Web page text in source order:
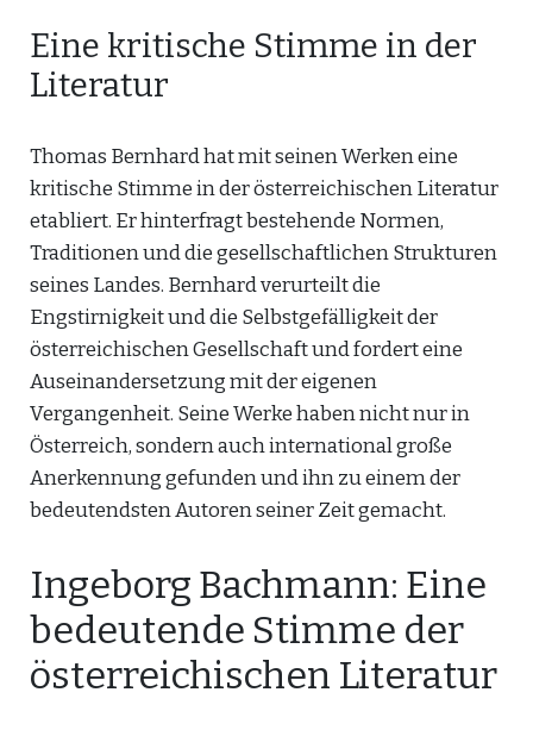
Eine kritische Stimme in der
Literatur
Thomas Bernhard hat mit seinen Werken eine
kritische Stimme in der österreichischen Literatur
etabliert. Er hinterfragt bestehende Normen,
Traditionen und die gesellschaftlichen Strukturen
seines Landes. Bernhard verurteilt die
Engstirnigkeit und die Selbstgefälligkeit der
österreichischen Gesellschaft und fordert eine
Auseinandersetzung mit der eigenen
Vergangenheit. Seine Werke haben nicht nur in
Österreich, sondern auch international große
Anerkennung gefunden und ihn zu einem der
bedeutendsten Autoren seiner Zeit gemacht.
Ingeborg Bachmann: Eine
bedeutende Stimme der
österreichischen Literatur